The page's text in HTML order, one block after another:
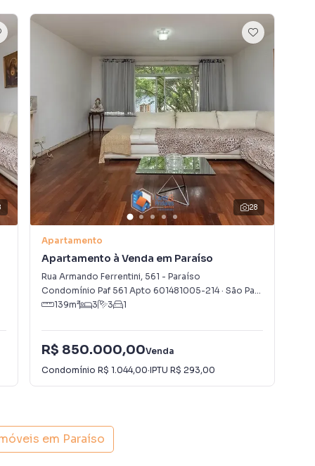
mais desejadas da cidade, ideal para quem busca
o selo de excelência Patriani.
e surpreende nos diferenciais.
inteligente de cada espaço:
controle remoto
visitas
inexistente nesse padrão de unidade
28
Apartamento
Apartamento à Venda em Paraíso
Rua Armando Ferrentini, 561 - Paraíso
Condomínio Paf 561 Apto 601481005-214· São Paulo
139m² 3 3 1
R$ 850.000,00Venda
Condomínio R$ 1.044,00·IPTU R$ 293,00
em Paraíso